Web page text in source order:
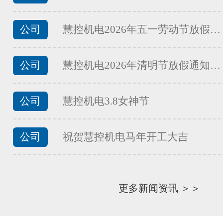
公司 慧控机电2026年五一劳动节放假…
公司 慧控机电2026年清明节放假通知…
公司 慧控机电3.8女神节
公司 祝贺慧控机电马年开工大吉
更多新闻资讯 ＞＞